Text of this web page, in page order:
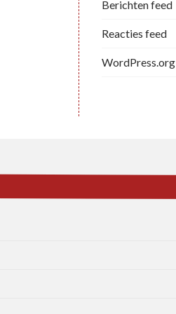
Berichten feed
Reacties feed
WordPress.org